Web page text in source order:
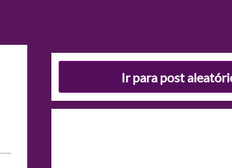
Ir para post